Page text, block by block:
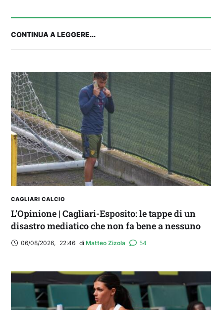
Balliana: “Firmare con la Bora è come andare al
Real Madrid. Ora obiettivo Lunigiana”
CONTINUA A LEGGERE...
CAGLIARI CALCIO
L’Opinione | Cagliari-Esposito: le tappe di un
disastro mediatico che non fa bene a nessuno
06/08/2026, 22:46 di Matteo Zizola 54